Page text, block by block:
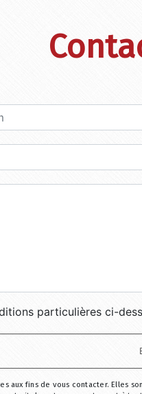
particulières ci-
aux fins de vous contacter.